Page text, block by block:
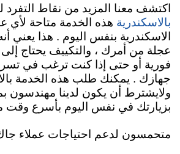
اكتشف معنا المزيد من نقاط التفرد
بالاسكندرية هذه الخدمة متاحة لأي
الاسكندرية بنفس اليوم . هذا يعني
عجلة من أمرك ، والتكييف يحتاج إلى
فورية أو حتى إذا كنت ترغب في
جهازك . يمكنك طلب هذه الخدمة
ولايشترط أن يكون لدينا مهندسون
بزيارتك في نفس اليوم بأسرع وقت
متحمسون لدعم احتياجات عملاء جاك